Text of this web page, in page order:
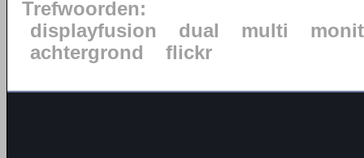
Trefwoorden:
displayfusion
dual multi
achtergrond
flickr